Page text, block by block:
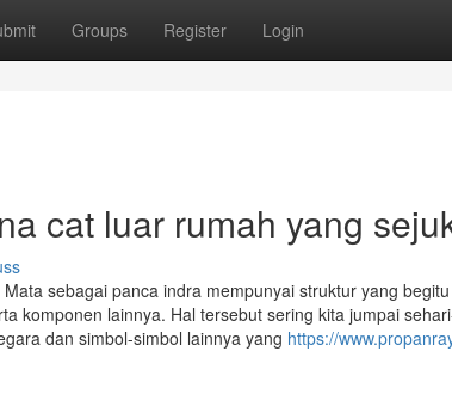
Groups Register Login
cat luar rumah yang
sebagai panca indra mempunyai struktur yang
komponen lainnya. Hal tersebut sering kita jumpai
dan simbol-simbol lainnya yang https://